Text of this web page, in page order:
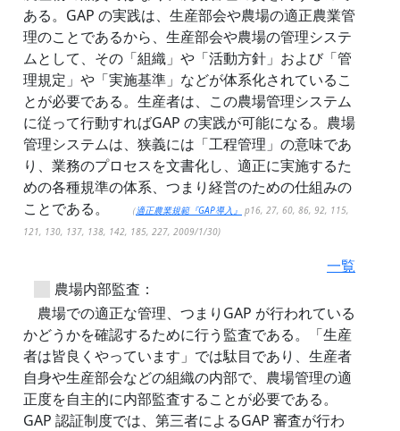
ある。GAP の実践は、生産部会や農場の適正農業管
理のことであるから、生産部会や農場の管理システ
ムとして、その「組織」や「活動方針」および「管
理規定」や「実施基準」などが体系化されているこ
とが必要である。生産者は、この農場管理システム
に従って行動すればGAP の実践が可能になる。農場
管理システムは、狭義には「工程管理」の意味であ
り、業務のプロセスを文書化し、適正に実施するた
めの各種規準の体系、つまり経営のための仕組みの
ことである。
（適正農業規範『GAP導入』 p16, 27, 60, 86, 92, 115,
121, 130, 137, 138, 142, 185, 227, 2009/1/30)
一覧
農場内部監査：
農場での適正な管理、つまりGAP が行われている
かどうかを確認するために行う監査である。「生産
者は皆良くやっています」では駄目であり、生産者
自身や生産部会などの組織の内部で、農場管理の適
正度を自主的に内部監査することが必要である。
GAP 認証制度では、第三者によるGAP 審査が行わ